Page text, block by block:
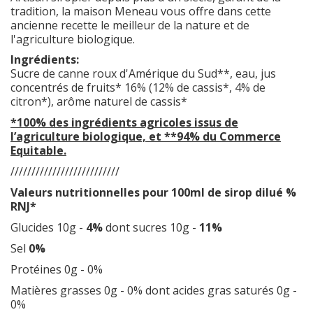
tradition, la maison Meneau vous offre dans cette
ancienne recette le meilleur de la nature et de
l'agriculture biologique.
Ingrédients:
Sucre de canne roux d'Amérique du Sud**, eau, jus
concentrés de fruits* 16% (12% de cassis*, 4% de
citron*), arôme naturel de cassis*
*100% des ingrédients agricoles issus de
l’agriculture biologique, et **94% du Commerce
Equitable.
//////////////////////////
Valeurs nutritionnelles pour 100ml de sirop dilué %
RNJ*
Glucides 10g - 4%dont sucres 10g - 11%
Sel 0%
Protéines 0g - 0%
Matières grasses 0g - 0% dont acides gras saturés 0g -
0%